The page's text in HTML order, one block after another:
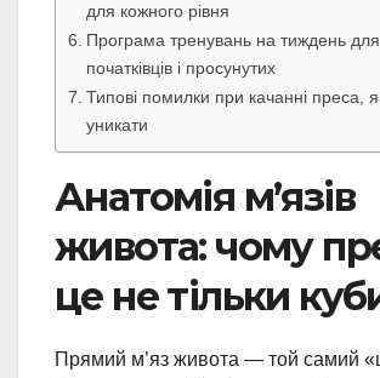
для кожного рівня
Програма тренувань на тиждень для
початківців і просунутих
Типові помилки при качанні преса,
уникати
Анатомія м’язів
живота: чому
це не тільки
Прямий м’яз живота — той самий